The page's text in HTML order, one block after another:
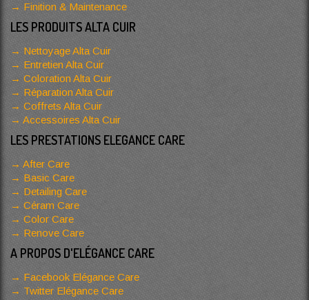
Finition & Maintenance
LES PRODUITS ALTA CUIR
Nettoyage Alta Cuir
Entretien Alta Cuir
Coloration Alta Cuir
Réparation Alta Cuir
Coffrets Alta Cuir
Accessoires Alta Cuir
LES PRESTATIONS ELEGANCE CARE
After Care
Basic Care
Detailing Care
Céram Care
Color Care
Renove Care
A PROPOS D'ELÉGANCE CARE
Facebook Elégance Care
Twitter Elégance Care